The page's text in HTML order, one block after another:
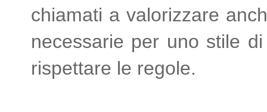
chiamati a valorizzare
necessarie per uno stile
rispettare le regole.